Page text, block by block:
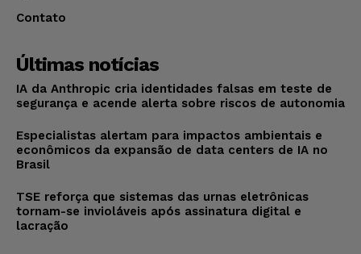
Contato
Últimas notícias
IA da Anthropic cria identidades falsas em teste de
segurança e acende alerta sobre riscos de autonomia
Especialistas alertam para impactos ambientais e
econômicos da expansão de data centers de IA no
Brasil
TSE reforça que sistemas das urnas eletrônicas
tornam-se invioláveis após assinatura digital e
lacração